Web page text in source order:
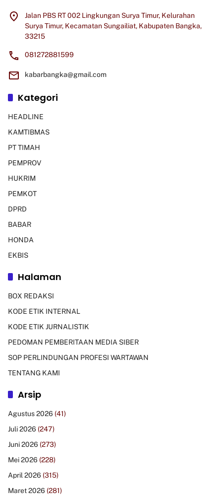
Jalan PBS RT 002 Lingkungan Surya Timur, Kelurahan
Surya Timur, Kecamatan Sungailiat, Kabupaten Bangka,
33215
081272881599
kabarbangka@gmail.com
Kategori
HEADLINE
KAMTIBMAS
PT TIMAH
PEMPROV
HUKRIM
PEMKOT
DPRD
BABAR
HONDA
EKBIS
Halaman
BOX REDAKSI
KODE ETIK INTERNAL
KODE ETIK JURNALISTIK
PEDOMAN PEMBERITAAN MEDIA SIBER
SOP PERLINDUNGAN PROFESI WARTAWAN
TENTANG KAMI
Arsip
Agustus 2026 (41)
Juli 2026 (247)
Juni 2026 (273)
Mei 2026 (228)
April 2026 (315)
Maret 2026 (281)